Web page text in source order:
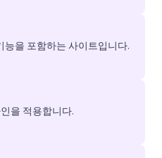
능을 포함하는 사이트입니다.
을 적용합니다.